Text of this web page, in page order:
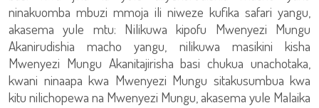
ninakuomba mbuzi mmoja ili niweze kufika safari yangu,
akasema yule mtu: Nilikuwa kipofu Mwenyezi Mungu
Akanirudishia macho yangu, nilikuwa masikini kisha
Mwenyezi Mungu Akanitajirisha basi chukua unachotaka,
kwani ninaapa kwa Mwenyezi Mungu sitakusumbua kwa
kitu nilichopewa na Mwenyezi Mungu, akasema yule Malaika